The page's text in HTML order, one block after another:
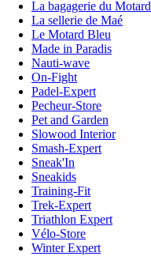
La bagagerie du Motard
La sellerie de Maé
Le Motard Bleu
Made in Paradis
Nauti-wave
On-Fight
Padel-Expert
Pecheur-Store
Pet and Garden
Slowood Interior
Smash-Expert
Sneak'In
Sneakids
Training-Fit
Trek-Expert
Triathlon Expert
Vélo-Store
Winter Expert